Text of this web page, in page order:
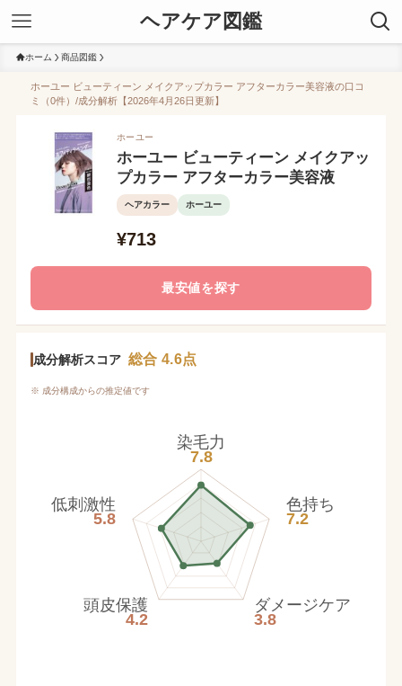
ヘアケア図鑑
ホーム 商品図鑑
ホーユー ビューティーン メイクアップカラー アフターカラー美容液の口コ
ミ（0件）/成分解析【2026年4月26日更新】
ホーユー
ホーユー ビューティーン メイクアッ
プカラー アフターカラー美容液
ヘアカラー ホーユー
¥713
最安値を探す
成分解析スコア 総合 4.6点
※ 成分構成からの推定値です
染毛力
7.8
色持ち
7.2
ダメージケア
3.8
頭皮保護
4.2
低刺激性
5.8